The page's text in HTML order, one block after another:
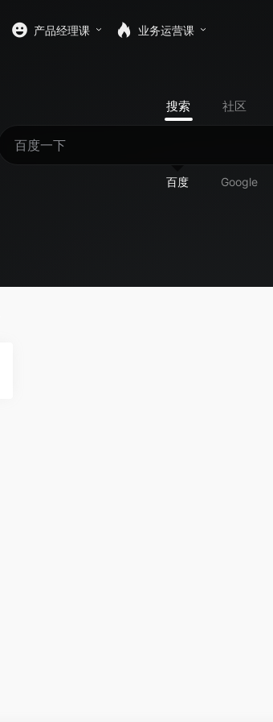
产品经理课 业务运营课
搜索 社区
百度 Google